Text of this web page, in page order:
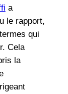
a
le rapport,
qui
Cela
la